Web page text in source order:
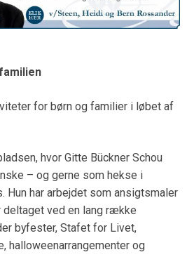
for børn og familier i løbet af
hvor Gitte Bückner Schou
– og gerne som hekse i
Hun har arbejdet som ansigtsmaler
deltaget ved en lang række
byfester, Stafet for Livet,
halloweenarrangementer og